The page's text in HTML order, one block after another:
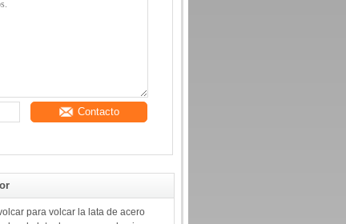
Contacto
para volcar la lata de acero